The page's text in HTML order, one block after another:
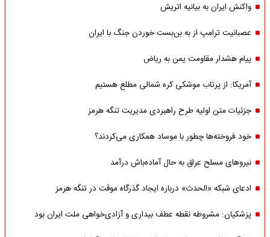
واکنش ایران به بیانیه اتریش
عصبانیت ترامپ از به بن‌بست خوردن جنگ با ایران
پیام هشدار مقاومت یمن به ریاض
آمریکا: از پرتاب موشکی کره شمالی مطلع هستیم
جزئیات متن اولیه طرح راهبردی مدیریت تنگه هرمز
خود فروخته‌ها چطور با موساد همکاری می‌کردند؟
نیروهای مسلح عراق به حال آماده‌باش درآمد
ادعای شبکه «الحدث» درباره ایجاد گذرگاه موقت در تنگه هرمز
پزشکیان: مشروطه نقطه عطف بیداری و آزادی‌خواهی ملت ایران بود